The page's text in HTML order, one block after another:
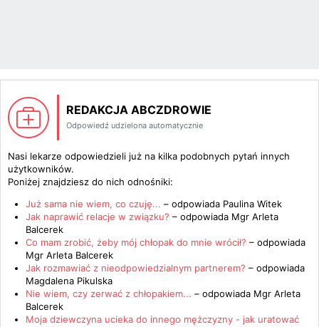
REDAKCJA ABCZDROWIE
Odpowiedź udzielona automatycznie
Nasi lekarze odpowiedzieli już na kilka podobnych pytań innych
użytkowników.
Poniżej znajdziesz do nich odnośniki:
Już sama nie wiem, co czuję... – odpowiada Paulina Witek
Jak naprawić relacje w związku? – odpowiada Mgr Arleta
Balcerek
Co mam zrobić, żeby mój chłopak do mnie wrócił? – odpowiada
Mgr Arleta Balcerek
Jak rozmawiać z nieodpowiedzialnym partnerem? – odpowiada
Magdalena Pikulska
Nie wiem, czy zerwać z chłopakiem... – odpowiada Mgr Arleta
Balcerek
Moja dziewczyna ucieka do innego mężczyzny - jak uratować